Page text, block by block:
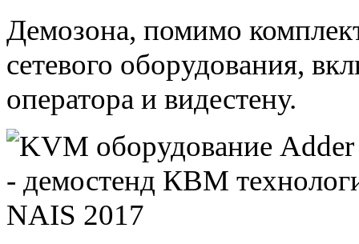
Демозона, помимо
сетевого оборудования,
оператора и видестену.